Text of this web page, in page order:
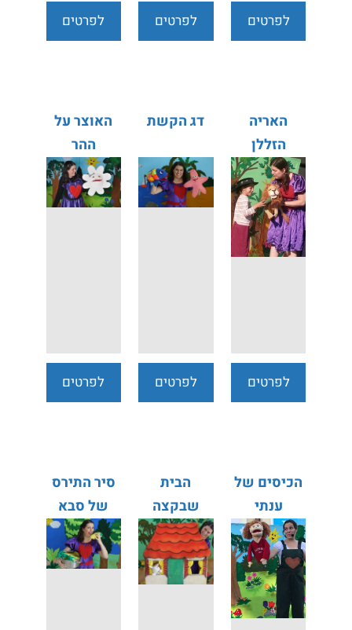
לפרטים
לפרטים
לפרטים
האריה
הזללן
לפרטים
דג הקשת
לפרטים
האוצר על
ההר
לפרטים
הכיסים של
ענתי
הבית
שבקצה
היער
סיר התירס
של סבא